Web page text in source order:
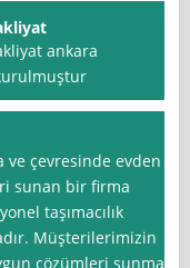
ankara
ve çevresinde evden
sunan bir firma
taşımacılık
Müşterilerimizin
çözümleri sunmak